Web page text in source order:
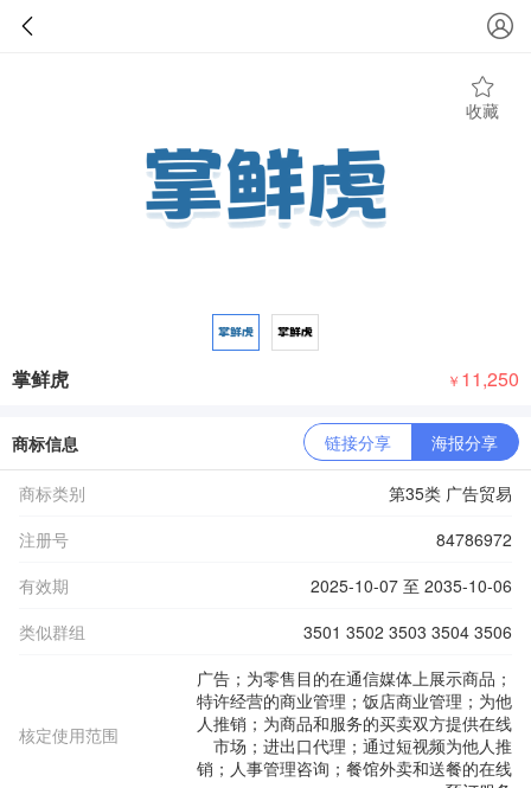
收藏
掌鲜虎 ￥ 11,250
商标信息 链接分享 海报分享
商标类别
第35类 广告贸易
注册号
84786972
有效期
2025-10-07 至 2035-10-06
类似群组
3501 3502 3503 3504 3506
核定使用范围
广告；为零售目的在通信媒体上展示商品；
特许经营的商业管理；饭店商业管理；为他
人推销；为商品和服务的买卖双方提供在线
市场；进出口代理；通过短视频为他人推
销；人事管理咨询；餐馆外卖和送餐的在线